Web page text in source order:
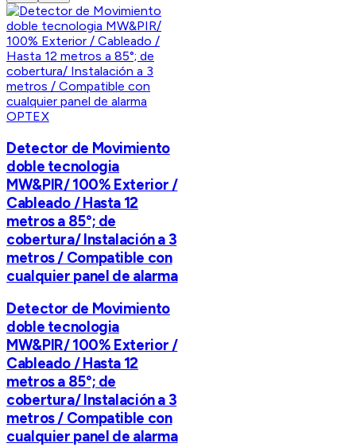
OPTEX
Detector de Movimiento
doble tecnologia
MW&PIR/ 100% Exterior /
Cableado / Hasta 12
metros a 85°; de
cobertura/ Instalación a 3
metros / Compatible con
cualquier panel de alarma
Detector de Movimiento
doble tecnologia
MW&PIR/ 100% Exterior /
Cableado / Hasta 12
metros a 85°; de
cobertura/ Instalación a 3
metros / Compatible con
cualquier panel de alarma